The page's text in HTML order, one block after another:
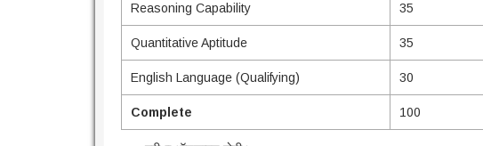
Reasoning Capability 35
Quantitative Aptitude 35
English Language (Qualifying) 30
Complete 100